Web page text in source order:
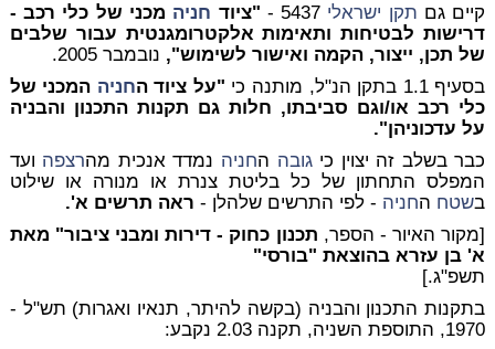
קיים גם תקן ישראלי "ציוד חניה מכני של כלי רכב -
דרישות לבטיחות ותאימות אלקטרומגנטית עבור שלבים
של תכן, ייצור, הקמה ואישור לשימוש", נובמבר 2005.
בסעיף 1.1 בתקן הנ"ל, מותנה כי
"על ציוד החניה המכני של
כלי רכב או/וגם סביבתו, חלות גם תקנות התכנון והבניה
על עדכוניהן".
כבר בשלב זה יצוין כיגובה החניה נמדד אנכית מהרצפה ועד
המפלס התחתון של כל בליטת צנרת או מנורה או שילוט
בשטח החניה - לפי התרשים שלהלן - ראה תרשים א'.
[מקור האיור - הספר, תכנון כחוק - דירות ומבני ציבור" מאת
א' בן עזרא בהוצאת "בורסי"
תשפ"ג.]
בתקנות התכנון והבניה (בקשה להיתר, תנאיו ואגרות) תש"ל -
1970, התוספת השניה, תקנה 2.03 נקבע: